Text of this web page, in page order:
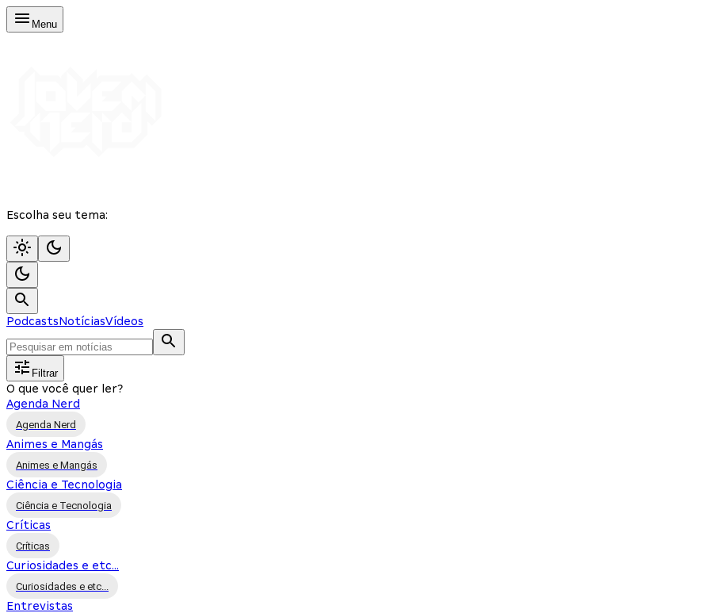
Menu
Escolha seu tema:
PodcastsNotíciasVídeos
Filtrar
O que você quer ler?
Agenda Nerd
Agenda Nerd
Animes e Mangás
Animes e Mangás
Ciência e Tecnologia
Ciência e Tecnologia
Críticas
Críticas
Curiosidades e etc...
Curiosidades e etc...
Entrevistas